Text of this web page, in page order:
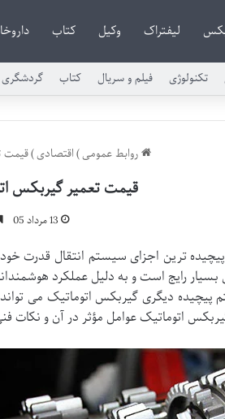
لیفتراک وکیل کتاب
تکنولوژی فیلم و سریال کتاب گردشگری
روابط عمومی)اقتصادی)قیمت
قیمت تعمیر گیربکس
13 مرداد 05
ترین اجزای سیستم انتقال قدرت
رایج است و به دلیل عملکرد
پیچیده دیگری گیربکس اتوماتیک می
اتوماتیک عوامل مؤثر در آن و نکات